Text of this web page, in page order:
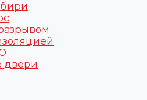
двери